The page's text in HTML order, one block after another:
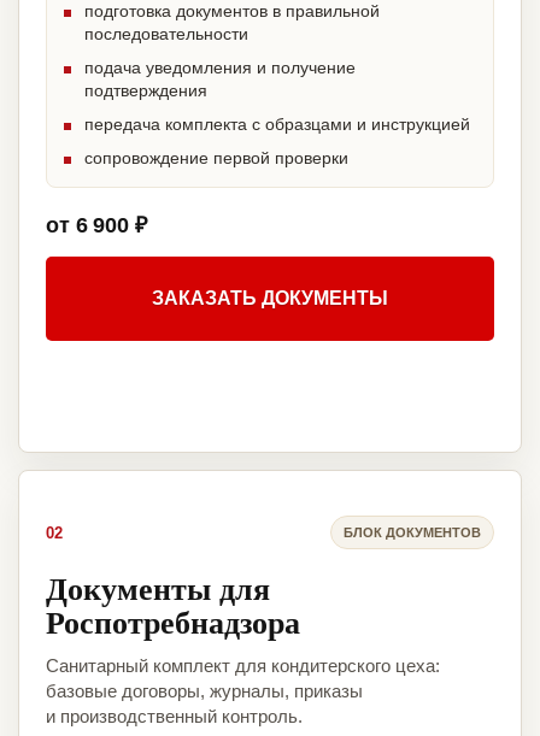
подготовка документов в правильной
последовательности
подача уведомления и получение
подтверждения
передача комплекта с образцами и инструкцией
сопровождение первой проверки
от 6 900 ₽
ЗАКАЗАТЬ ДОКУМЕНТЫ
02 БЛОК ДОКУМЕНТОВ
Документы для
Роспотребнадзора
Санитарный комплект для кондитерского цеха:
базовые договоры, журналы, приказы
и производственный контроль.